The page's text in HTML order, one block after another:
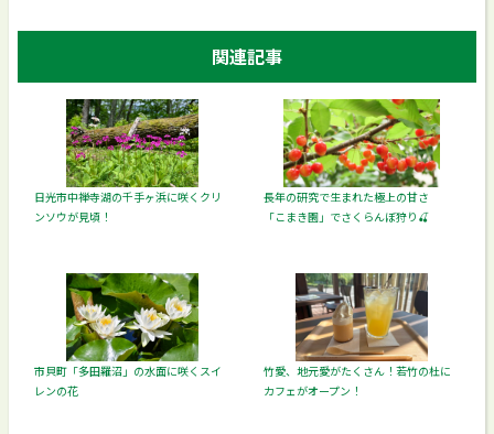
関連記事
日光市中禅寺湖の千手ヶ浜に咲くクリ
ンソウが見頃！
長年の研究で生まれた極上の甘さ
「こまき園」でさくらんぼ狩り🍒
市貝町「多田羅沼」の水面に咲くスイ
レンの花
竹愛、地元愛がたくさん！若竹の杜に
カフェがオープン！